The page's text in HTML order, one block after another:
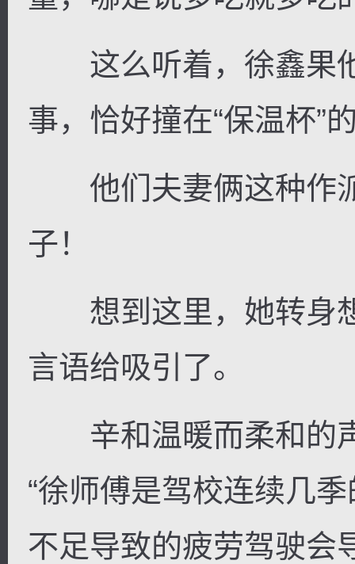
这么听着，徐鑫果
事，恰好撞在“保温杯”
他们夫妻俩这种作
子！
想到这里，她转身想
言语给吸引了。
辛和温暖而柔和的
“徐师傅是驾校连续几
不足导致的疲劳驾驶会